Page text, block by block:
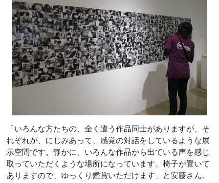
「いろんな方たちの、全く違う作品同士がありますが、そ
れぞれが、にじみあって、感覚の対話をしているような展
示空間です。静かに、いろんな作品から出ている声を感じ
取っていただくような場所になっています。椅子が置いて
ありますので、ゆっくり鑑賞いただけます」と安藤さん。